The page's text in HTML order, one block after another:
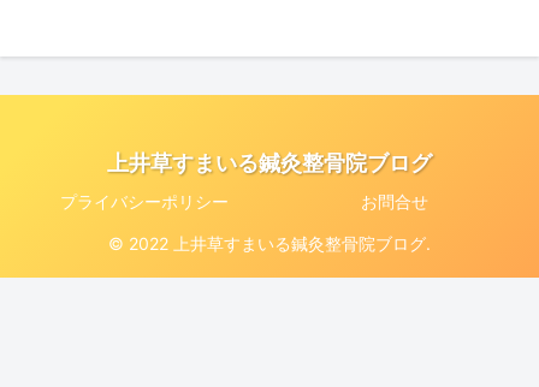
上井草すまいる鍼灸整骨院ブログ
プライバシーポリシー お問合せ
© 2022 上井草すまいる鍼灸整骨院ブログ.